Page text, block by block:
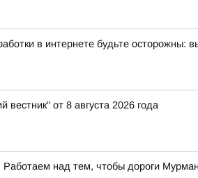
в интернете будьте осторожны:
вестник" от 8 августа 2026 года
над тем, чтобы дороги